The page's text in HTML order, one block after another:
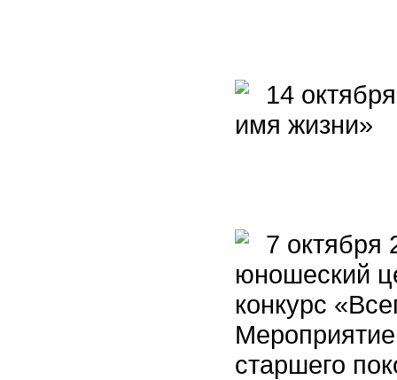
14
имя жизни»
7
юношеский
конкурс
старшего